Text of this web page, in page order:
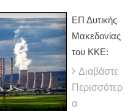
ΕΠ Δυτικής
Μακεδονίας
του ΚΚΕ:
Διαβάστε
Περισσότερ
α